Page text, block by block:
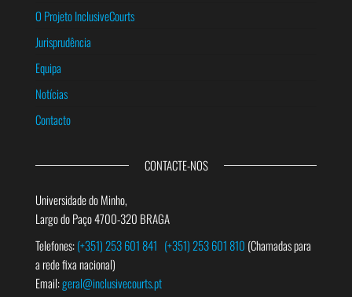
O Projeto InclusiveCourts
Jurisprudência
Equipa
Notícias
Contacto
CONTACTE-NOS
Universidade do Minho,
Largo do Paço 4700-320 BRAGA
Telefones:(+351) 253 601 841 (+351) 253 601 810 (Chamadas para
a rede fixa nacional)
Email:geral@inclusivecourts.pt